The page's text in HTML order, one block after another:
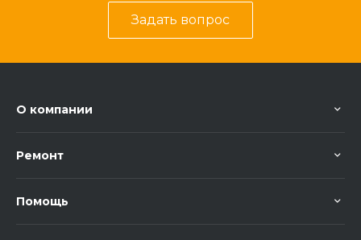
Задать вопрос
О компании
Ремонт
Помощь